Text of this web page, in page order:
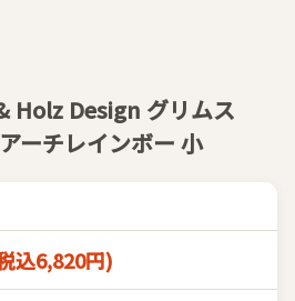
Holz Design グリムス
ーチレインボー 小
込6,820円)